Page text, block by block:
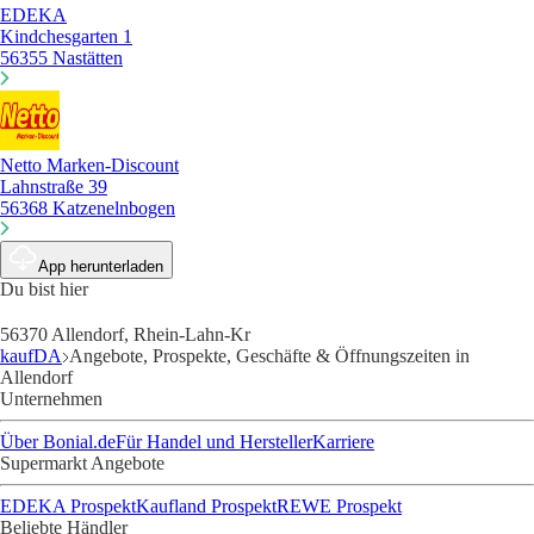
EDEKA
Kindchesgarten 1
56355 Nastätten
Netto Marken-Discount
Lahnstraße 39
56368 Katzenelnbogen
App herunterladen
Du bist hier
56370 Allendorf, Rhein-Lahn-Kr
kaufDA Angebote, Prospekte, Geschäfte & Öffnungszeiten in
Allendorf
Unternehmen
Über Bonial.deFür Handel und HerstellerKarriere
Supermarkt Angebote
EDEKA ProspektKaufland ProspektREWE Prospekt
Beliebte Händler